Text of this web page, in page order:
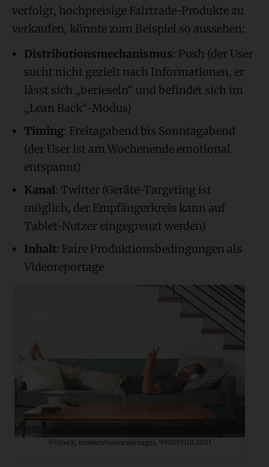
verfolgt, hochpreisige Fairtrade-Produkte zu
verkaufen, könnte zum Beispiel so aussehen:
Distributionsmechanismus: Push (der User
sucht nicht gezielt nach Informationen, er
lässt sich „berieseln“ und befindet sich im
„Lean Back“-Modus)
Timing: Freitagabend bis Sonntagabend
(der User ist am Wochenende emotional
entspannt)
Kanal: Twitter (Geräte-Targeting ist
möglich, der Empfängerkreis kann auf
Tablet-Nutzer eingegrenzt werden)
Inhalt: Faire Produktionsbedingungen als
Videoreportage
©iStock, monkeybusinessimages, 992097110 2021